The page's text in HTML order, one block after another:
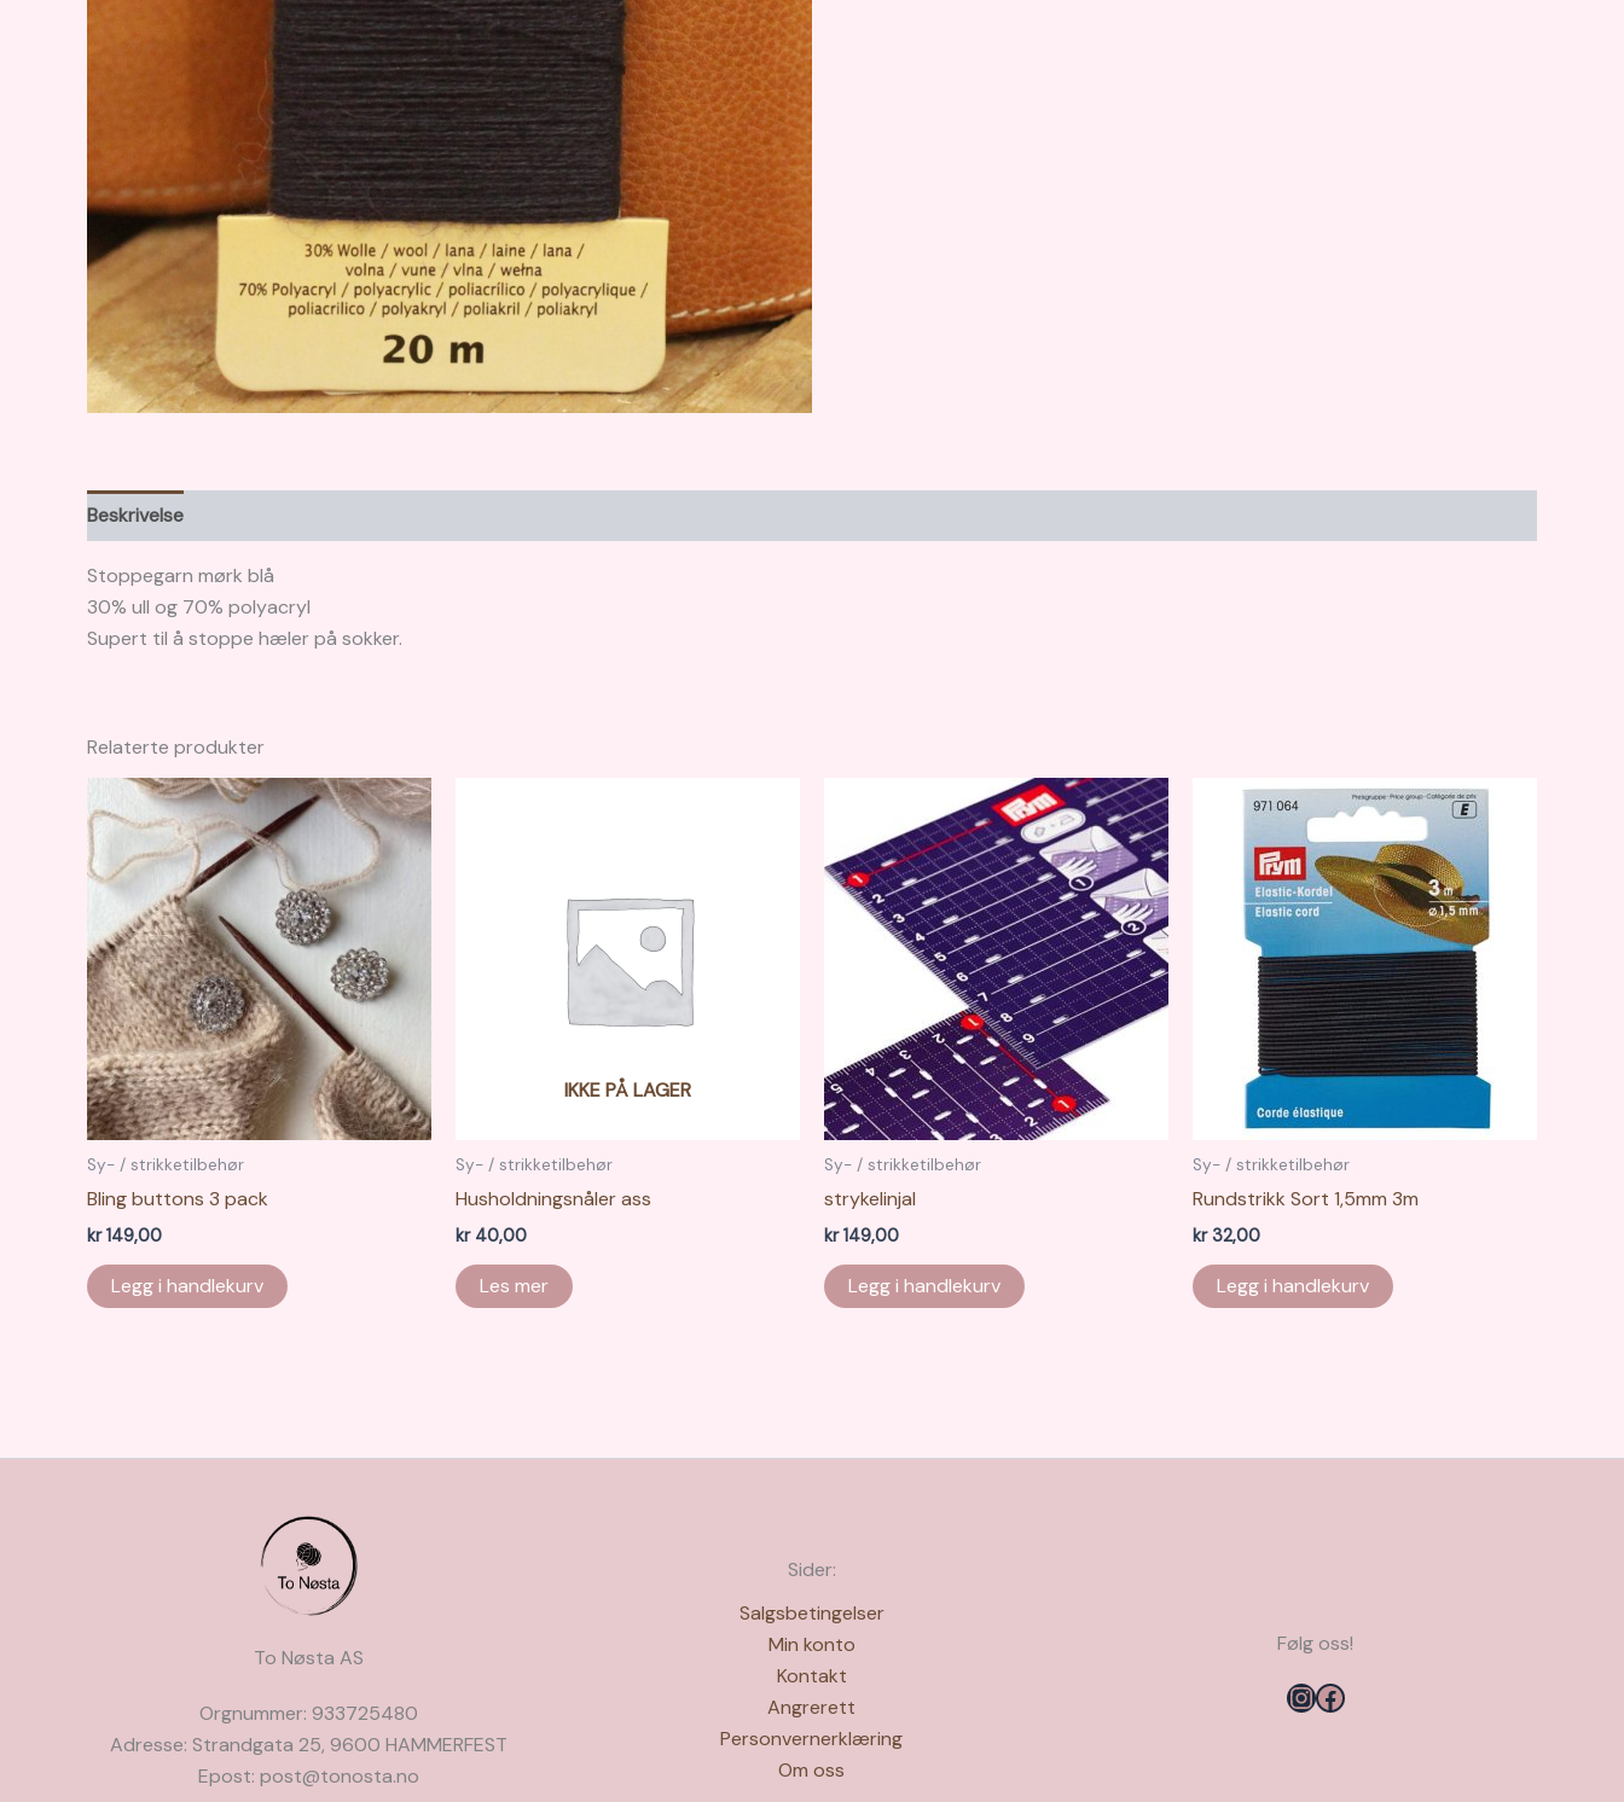
Beskrivelse
Stoppegarn mørk blå
30% ull og 70% polyacryl
Supert til å stoppe hæler på sokker.
Relaterte produkter
Sy- / strikketilbehør
Bling buttons 3 pack
kr149,00
Legg i handlekurv
IKKE PÅ LAGER
Sy- / strikketilbehør
Husholdningsnåler ass
kr40,00
Les mer
Sy- / strikketilbehør
strykelinjal
kr149,00
Legg i handlekurv
Sy- / strikketilbehør
Rundstrikk Sort 1,5mm 3m
kr32,00
Legg i handlekurv
To Nøsta AS
Orgnummer: 933725480
Adresse: Strandgata 25, 9600 HAMMERFEST
Epost: post@tonosta.no
Sider:
Salgsbetingelser
Min konto
Kontakt
Angrerett
Personvernerklæring
Om oss
Følg oss!
Instagram
Facebook